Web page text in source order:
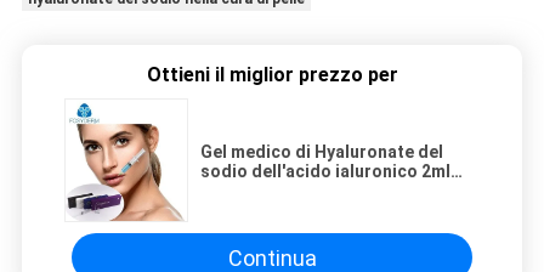
Ottieni il miglior prezzo per
Gel medico di Hyaluronate del
sodio dell'acido ialuronico 2ml
Continua